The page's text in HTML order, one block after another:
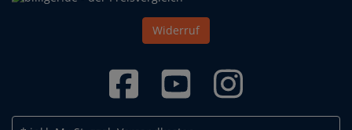
Widerruf